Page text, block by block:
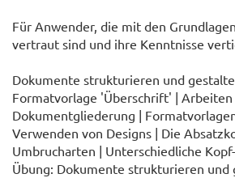
Für Anwender, die mit den
vertraut sind und ihre Kenntnisse
Dokumente strukturieren und
Formatvorlage 'Überschrift' |
Dokumentgliederung |
Verwenden von Designs | Die
Umbrucharten | Unterschiedliche
Übung: Dokumente strukturieren und